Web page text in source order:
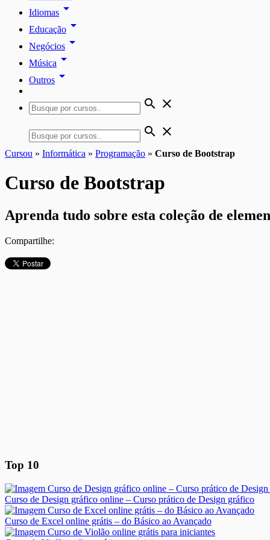
Idiomas arrow_drop_down
Educação arrow_drop_down
Negócios arrow_drop_down
Música arrow_drop_down
Outros arrow_drop_down
search close
search close
Cursou » Informática » Programação » Curso de Bootstrap
Curso de Bootstrap
Aprenda tudo sobre esta coleção de
Compartilhe:
Top 10
Curso de Design gráfico online – Curso prático de Design gráfico
Curso de Excel online grátis – do Básico ao Avançado